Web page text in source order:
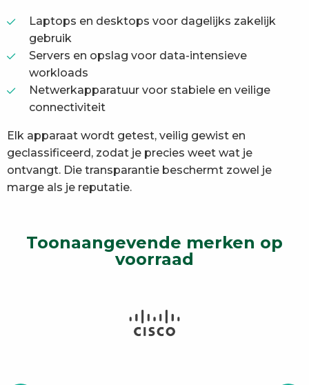
Laptops en desktops voor dagelijks zakelijk
gebruik
Servers en opslag voor data-intensieve
workloads
Netwerkapparatuur voor stabiele en veilige
connectiviteit
Elk apparaat wordt getest, veilig gewist en
geclassificeerd, zodat je precies weet wat je
ontvangt. Die transparantie beschermt zowel je
marge als je reputatie.
Toonaangevende merken op
voorraad